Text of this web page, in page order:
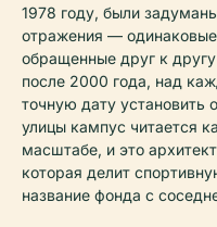
1978 году, были
отражения —
обращенные друг к
после 2000 года, над
точную дату установить
улицы кампус читается
масштабе, и это
которая делит
название фонда с